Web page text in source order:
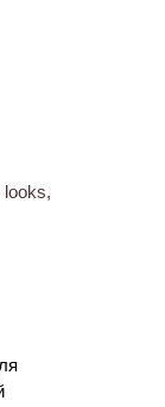
looks,